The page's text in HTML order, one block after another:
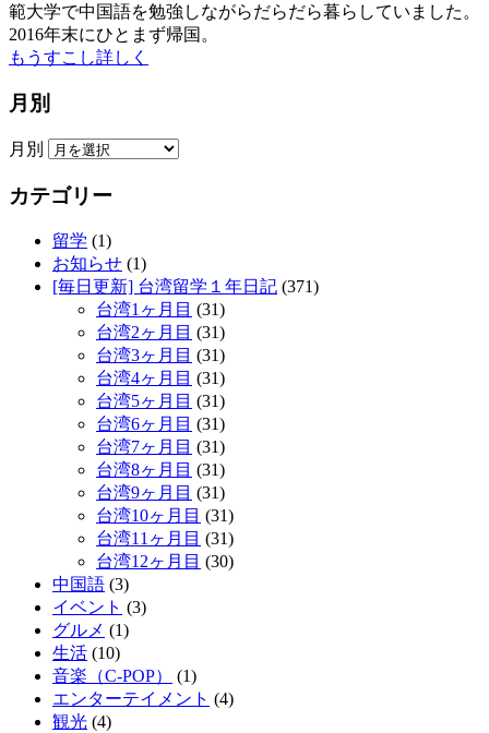
範大学で中国語を勉強しながらだらだら暮らしていました。
2016年末にひとまず帰国。
もうすこし詳しく
月別
月別
カテゴリー
留学 (1)
お知らせ (1)
[毎日更新] 台湾留学１年日記 (371)
台湾1ヶ月目 (31)
台湾2ヶ月目 (31)
台湾3ヶ月目 (31)
台湾4ヶ月目 (31)
台湾5ヶ月目 (31)
台湾6ヶ月目 (31)
台湾7ヶ月目 (31)
台湾8ヶ月目 (31)
台湾9ヶ月目 (31)
台湾10ヶ月目 (31)
台湾11ヶ月目 (31)
台湾12ヶ月目 (30)
中国語 (3)
イベント (3)
グルメ (1)
生活 (10)
音楽（C-POP）
(1)
エンターテイメント (4)
観光 (4)